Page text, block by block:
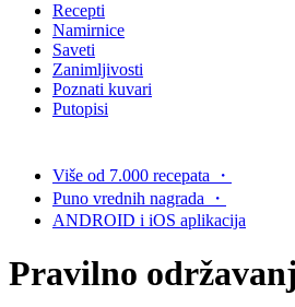
Recepti
Namirnice
Saveti
Zanimljivosti
Poznati kuvari
Putopisi
Više od 7.000 recepata ・
Puno vrednih nagrada ・
ANDROID i iOS aplikacija
Pravilno